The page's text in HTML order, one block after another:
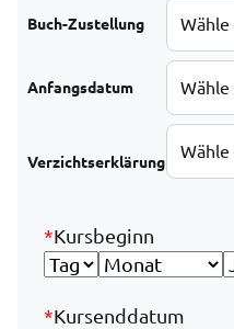
Buch-Zustellung
Anfangsdatum
Verzichtserklärung
*Kursbeginn
*Kursenddatum